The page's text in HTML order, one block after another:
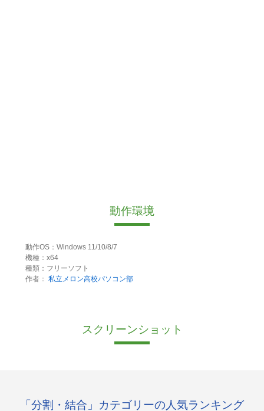
動作環境
動作OS：Windows 11/10/8/7
機種：x64
種類：フリーソフト
作者： 私立メロン高校パソコン部
スクリーンショット
「分割・結合」カテゴリーの人気ランキング